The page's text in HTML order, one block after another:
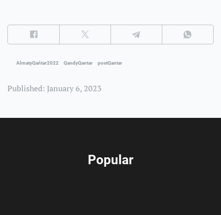
AlmatyQańtar2022 QandyQantar postQantar
Published: January 6, 2023
Popular